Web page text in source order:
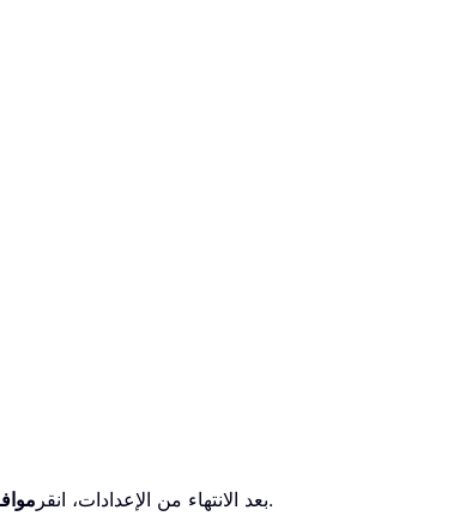
بعد الانتهاء من الإعدادات، انقر. بمجرد اكتمال عملية الدمج، سيظهر مربع تنبيه لإعلامك باكتمال العملية. بعد ذلك، يمكنك الانتقال إلى المجلد المحدد لعرض النتيجة.